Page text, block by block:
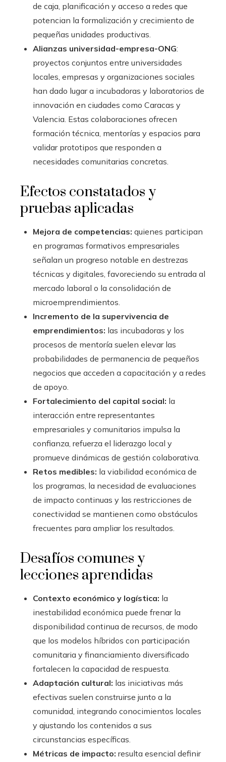
de caja, planificación y acceso a redes que
potencian la formalización y crecimiento de
pequeñas unidades productivas.
Alianzas universidad-empresa-ONG:
proyectos conjuntos entre universidades
locales, empresas y organizaciones sociales
han dado lugar a incubadoras y laboratorios de
innovación en ciudades como Caracas y
Valencia. Estas colaboraciones ofrecen
formación técnica, mentorías y espacios para
validar prototipos que responden a
necesidades comunitarias concretas.
Efectos constatados y
pruebas aplicadas
Mejora de competencias: quienes participan
en programas formativos empresariales
señalan un progreso notable en destrezas
técnicas y digitales, favoreciendo su entrada al
mercado laboral o la consolidación de
microemprendimientos.
Incremento de la supervivencia de
emprendimientos: las incubadoras y los
procesos de mentoría suelen elevar las
probabilidades de permanencia de pequeños
negocios que acceden a capacitación y a redes
de apoyo.
Fortalecimiento del capital social: la
interacción entre representantes
empresariales y comunitarios impulsa la
confianza, refuerza el liderazgo local y
promueve dinámicas de gestión colaborativa.
Retos medibles: la viabilidad económica de
los programas, la necesidad de evaluaciones
de impacto continuas y las restricciones de
conectividad se mantienen como obstáculos
frecuentes para ampliar los resultados.
Desafíos comunes y
lecciones aprendidas
Contexto económico y logística: la
inestabilidad económica puede frenar la
disponibilidad continua de recursos, de modo
que los modelos híbridos con participación
comunitaria y financiamiento diversificado
fortalecen la capacidad de respuesta.
Adaptación cultural: las iniciativas más
efectivas suelen construirse junto a la
comunidad, integrando conocimientos locales
y ajustando los contenidos a sus
circunstancias específicas.
Métricas de impacto: resulta esencial definir